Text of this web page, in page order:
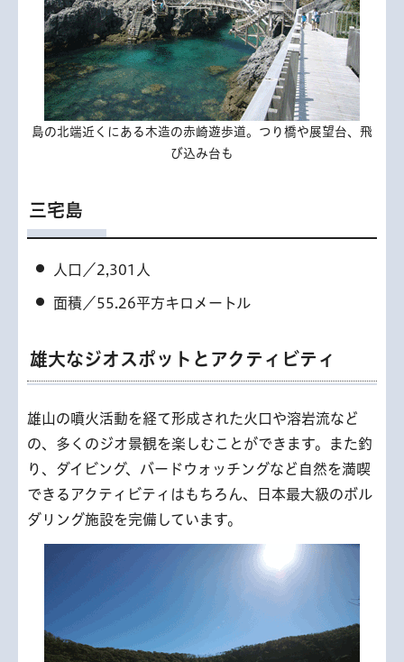
島の北端近くにある木造の赤崎遊歩道。つり橋や展望台、飛
び込み台も
三宅島
人口／2,301人
面積／55.26平方キロメートル
雄大なジオスポットとアクティビティ
雄山の噴火活動を経て形成された火口や溶岩流など
の、多くのジオ景観を楽しむことができます。また釣
り、ダイビング、バードウォッチングなど自然を満喫
できるアクティビティはもちろん、日本最大級のボル
ダリング施設を完備しています。